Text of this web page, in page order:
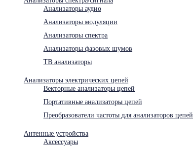
Анализаторы аудио
Анализаторы модуляции
Анализаторы спектра
Анализаторы фазовых шумов
ТВ анализаторы
Анализаторы электрических цепей
Векторные анализаторы цепей
Портативные анализаторы цепей
Преобразователи частоты для анализаторов цепей
Антенные устройства
Аксессуары